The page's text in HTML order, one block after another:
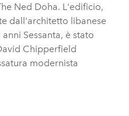
Ned Doha. L'edificio,
dall'architetto libanese
Sessanta, è stato
Chipperfield
modernista